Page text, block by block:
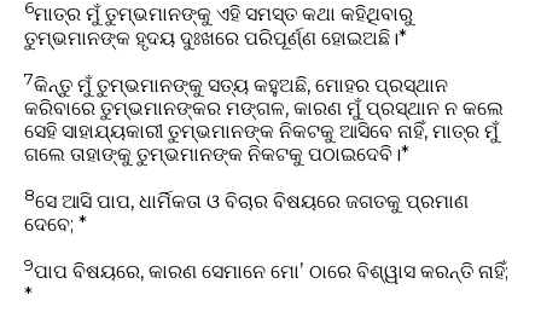
6ମାତ୍ର ମୁଁ ତୁମ୍ଭମାନଙ୍କୁ ଏହି ସମସ୍ତ କଥା କହିଥିବାରୁ
ତୁମ୍ଭମାନଙ୍କ ହୃଦୟ ଦୁଃଖରେ ପରିପୂର୍ଣ୍ଣ ହୋଇଅଛି।*
7କିନ୍ତୁ ମୁଁ ତୁମ୍ଭମାନଙ୍କୁ ସତ୍ୟ କହୁଅଛି, ମୋହର ପ୍ରସ୍ଥାନ
କରିବାରେ ତୁମ୍ଭମାନଙ୍କର ମଙ୍ଗଳ, କାରଣ ମୁଁ ପ୍ରସ୍ଥାନ ନ କଲେ
ସେହି ସାହାଯ୍ୟକାରୀ ତୁମ୍ଭମାନଙ୍କ ନିକଟକୁ ଆସିବେ ନାହିଁ, ମାତ୍ର ମୁଁ
ଗଲେ ତାହାଙ୍କୁ ତୁମ୍ଭମାନଙ୍କ ନିକଟକୁ ପଠାଇଦେବି।*
8ସେ ଆସି ପାପ, ଧାର୍ମିକତା ଓ ବିଚାର ବିଷୟରେ ଜଗତକୁ ପ୍ରମାଣ
ଦେବେ; *
9ପାପ ବିଷୟରେ, କାରଣ ସେମାନେ ମୋʼ ଠାରେ ବିଶ୍ୱାସ କରନ୍ତି ନାହିଁ;
*